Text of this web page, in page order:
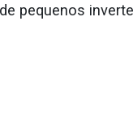
pequenos